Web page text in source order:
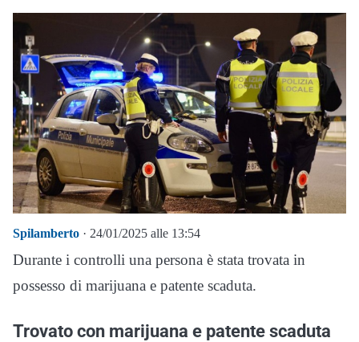
Spilamberto · 24/01/2025 alle 13:54
Durante i controlli una persona è stata trovata in
possesso di marijuana e patente scaduta.
Trovato con marijuana e patente scaduta